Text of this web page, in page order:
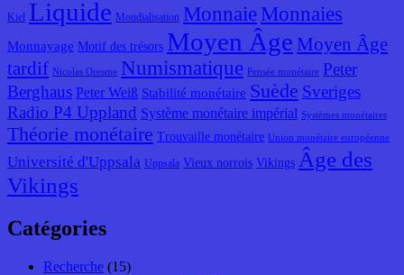
Kiel Liquide Mondialisation Monnaie Monnaies
Monnayage Motif des trésors Moyen Âge Moyen Âge
tardif Nicolas Oresme Numismatique Pensée monétaire Peter
Berghaus Peter Weiß Stabilité monétaire Suède Sveriges
Radio P4 Uppland Système monétaire impérial Systèmes monétaires
Théorie monétaire Trouvaille monétaire Union monétaire européenne
Université d'Uppsala Uppsala Vieux norrois Vikings Âge des
Vikings
Catégories
Recherche (15)